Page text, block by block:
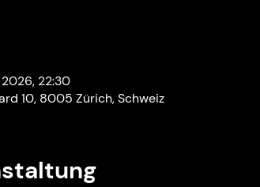
2026, 22:30
10, 8005 Zürich, Schweiz